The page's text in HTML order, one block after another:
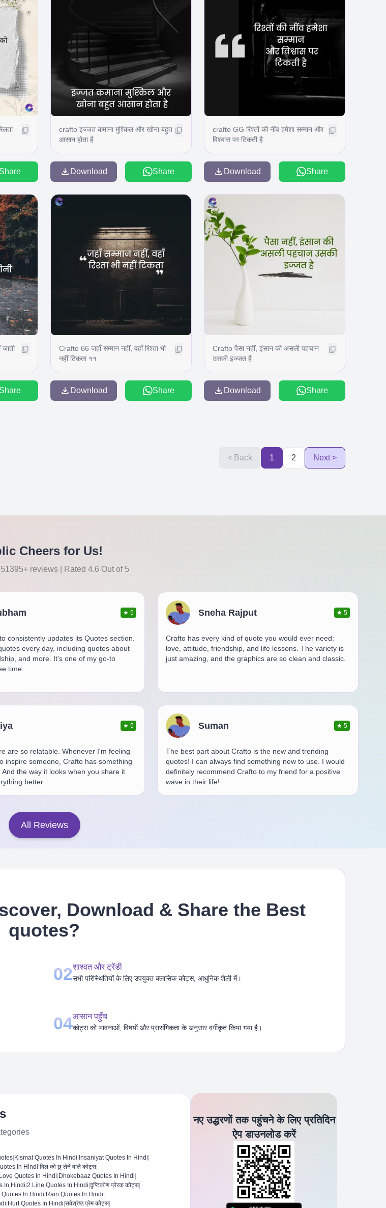
Share
crafto इज्जत कमाना मुश्किल और खोना बहुत
आसान होता है
Download Share
crafto GG रिश्तों की नींव हमेशा सम्मान और
विश्वास पर टिकती है
Download Share
जाती
Share
Crafto 66 जहाँ सम्मान नहीं, वहाँ रिश्ता भी
नहीं टिकता ११
Download Share
Crafto पैसा नहीं, इंसान की असली पहचान
उसकी इज्जत है
Download Share
< Back 1 2 Next >
Cheers for Us!
reviews | Rated 4.6 Out of 5
★5
consistently updates its Quotes section.
every day, including quotes about
and more. It's one of my go-to
time.
Sneha Rajput ★5
Crafto has every kind of quote you would ever need:
love, attitude, friendship, and life lessons. The variety is
just amazing, and the graphics are so clean and classic.
★5
are so relatable. Whenever I'm feeling
inspire someone, Crafto has something
the way it looks when you share it
better.
Suman ★5
The best part about Crafto is the new and trending
quotes! I can always find something new to use. I would
definitely recommend Crafto to my friend for a positive
wave in their life!
All Reviews
Download & Share the Best
quotes?
02शाश्वत और ट्रेंडी
सभी परिस्थितियों के लिए उपयुक्त क्लासिक कोट्स, आधुनिक शैली में।
04आसान पहुँच
कोट्स को भावनाओं, विषयों और प्रासंगिकता के अनुसार वर्गीकृत किया गया है।
|Kismat Quotes In Hindi|Insaniyat Quotes In Hindi|
In Hindi|दिल को छू लेने वाले कोट्स|
Quotes In Hindi|Dhokebaaz Quotes In Hindi|
In Hindi|2 Line Quotes In Hindi|दृष्टिकोण प्रेरक कोट्स|
Quotes In Hindi​|Rain Quotes In Hindi|
|Hurt Quotes In Hindi|सर्वश्रेष्ठ प्रेम कोट्स|
नए उद्धरणों तक पहुंचने के लिए प्रतिदिन
ऐप डाउनलोड करें